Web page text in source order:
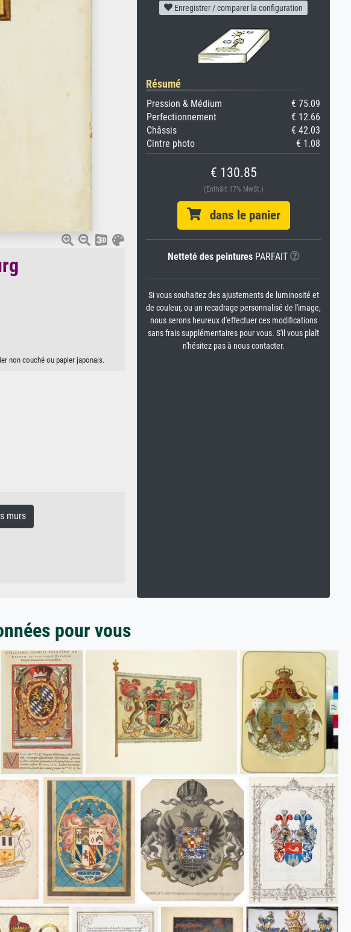
non couché ou papier japonais.
murs
Enregistrer / comparer la configuration
Résumé
Pression & Médium
€ 75.09
Perfectionnement
€ 12.66
Châssis
€ 42.03
Cintre photo
€ 1.08
€ 130.85
(Enthält 17% MwSt.)
dans le panier
Netteté des peinturesPARFAIT
Si vous souhaitez des ajustements de luminosité et
de couleur, ou un recadrage personnalisé de l'image,
nous serons heureux d'effectuer ces modifications
sans frais supplémentaires pour vous. S'il vous plaît
n'hésitez pas à nous contacter.
pour vous